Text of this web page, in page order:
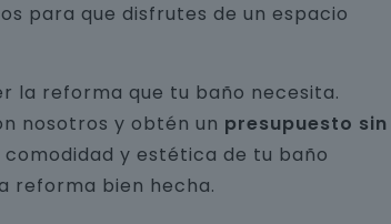
para que disfrutes de un espacio
la reforma que tu baño necesita.
nosotros y obtén un presupuesto sin
comodidad y estética de tu baño
reforma bien hecha.